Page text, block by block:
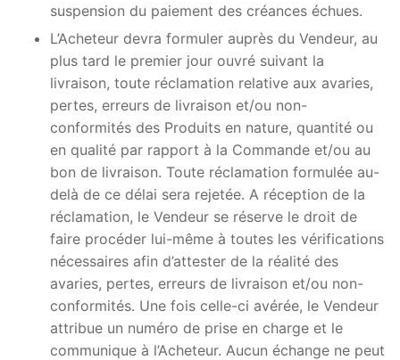
suspension du paiement des créances échues.
L’Acheteur devra formuler auprès du Vendeur, au
plus tard le premier jour ouvré suivant la
livraison, toute réclamation relative aux avaries,
pertes, erreurs de livraison et/ou non-
conformités des Produits en nature, quantité ou
en qualité par rapport à la Commande et/ou au
bon de livraison. Toute réclamation formulée au-
delà de ce délai sera rejetée. A réception de la
réclamation, le Vendeur se réserve le droit de
faire procéder lui-même à toutes les vérifications
nécessaires afin d’attester de la réalité des
avaries, pertes, erreurs de livraison et/ou non-
conformités. Une fois celle-ci avérée, le Vendeur
attribue un numéro de prise en charge et le
communique à l’Acheteur. Aucun échange ne peut